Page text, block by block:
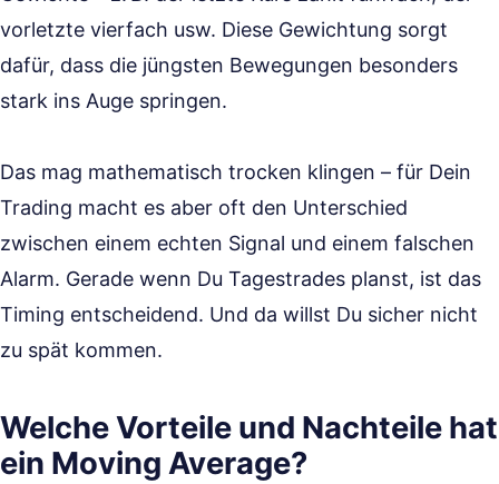
vorletzte vierfach usw. Diese Gewichtung sorgt
dafür, dass die jüngsten Bewegungen besonders
stark ins Auge springen.
Das mag mathematisch trocken klingen – für Dein
Trading macht es aber oft den Unterschied
zwischen einem echten Signal und einem falschen
Alarm. Gerade wenn Du Tagestrades planst, ist das
Timing entscheidend. Und da willst Du sicher nicht
zu spät kommen.
Welche Vorteile und Nachteile hat
ein Moving Average?